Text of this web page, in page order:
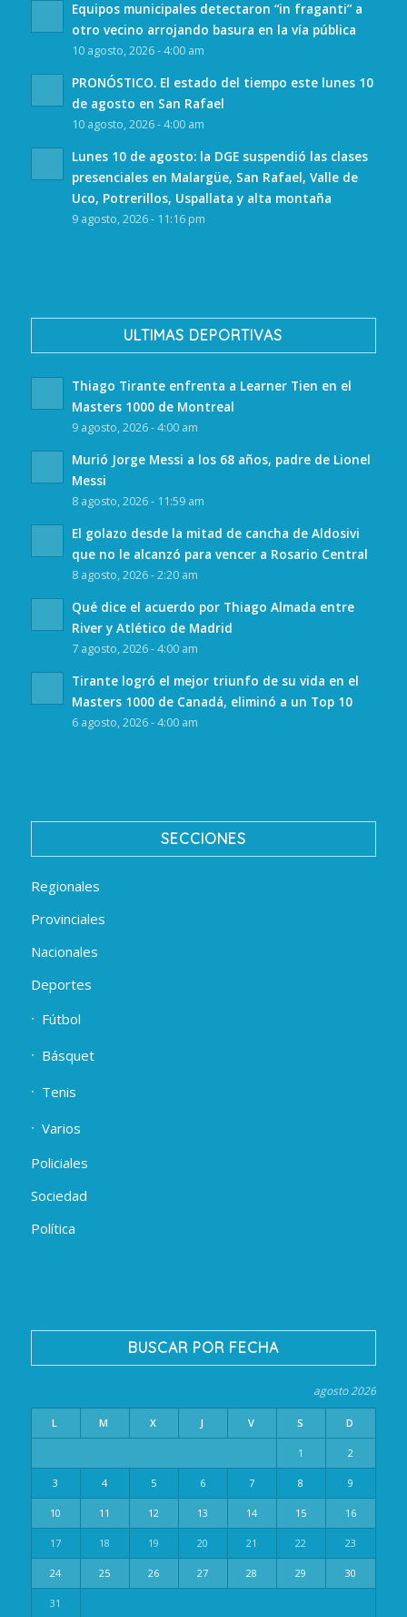
Equipos municipales detectaron “in fraganti” a
otro vecino arrojando basura en la vía pública
10 agosto, 2026 - 4:00 am
PRONÓSTICO. El estado del tiempo este lunes 10
de agosto en San Rafael
10 agosto, 2026 - 4:00 am
Lunes 10 de agosto: la DGE suspendió las clases
presenciales en Malargüe, San Rafael, Valle de
Uco, Potrerillos, Uspallata y alta montaña
9 agosto, 2026 - 11:16 pm
ULTIMAS DEPORTIVAS
Thiago Tirante enfrenta a Learner Tien en el
Masters 1000 de Montreal
9 agosto, 2026 - 4:00 am
Murió Jorge Messi a los 68 años, padre de Lionel
Messi
8 agosto, 2026 - 11:59 am
El golazo desde la mitad de cancha de Aldosivi
que no le alcanzó para vencer a Rosario Central
8 agosto, 2026 - 2:20 am
Qué dice el acuerdo por Thiago Almada entre
River y Atlético de Madrid
7 agosto, 2026 - 4:00 am
Tirante logró el mejor triunfo de su vida en el
Masters 1000 de Canadá, eliminó a un Top 10
6 agosto, 2026 - 4:00 am
SECCIONES
Regionales
Provinciales
Nacionales
Deportes
Fútbol
Básquet
Tenis
Varios
Policiales
Sociedad
Política
BUSCAR POR FECHA
agosto 2026
L M X J V S D
1 2
3 4 5 6 7 8 9
10 11 12 13 14 15 16
17 18 19 20 21 22 23
24 25 26 27 28 29 30
31